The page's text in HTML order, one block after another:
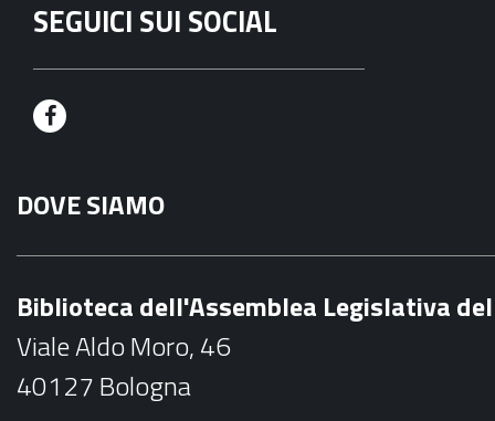
SEGUICI SUI SOCIAL
F
c
e
o
k
DOVE SIAMO
Biblioteca dell'Assemblea Legislativa
Viale Aldo Moro, 46
40127 Bologna